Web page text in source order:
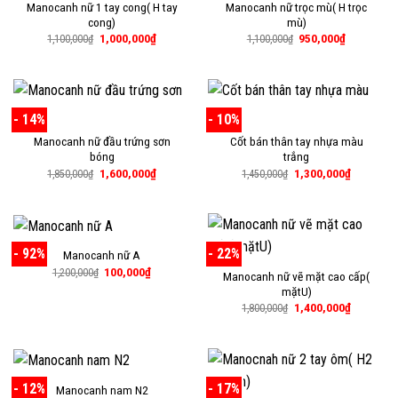
Manocanh nữ 1 tay cong( H tay
cong)
1,100,000₫ Giá
gốc
1,000,000₫Giá
hiện
1,000,000₫.
Manocanh nữ trọc mù( H trọc
mù)
1,100,000₫ Giá
950,000₫Giá
950,000₫.
- 14%
Manocanh nữ đầu trứng sơn
bóng
1,850,000₫ Giá
gốc
1,600,000₫Giá
hiện
1,600,000₫.
- 10%
Cốt bán thân tay nhựa màu
trắng
1,450,000₫ Giá
gốc
1,300,000₫Giá
hiện
- 92% Manocanh nữ A
1,200,000₫ Giá
100,000₫Giá
- 22%
Manocanh nữ vẽ mặt cao cấp(
mặtU)
1,800,000₫ Giá
gốc
1,400,000₫Giá
hiện
- 12% Manocanh nam N2 - 17%